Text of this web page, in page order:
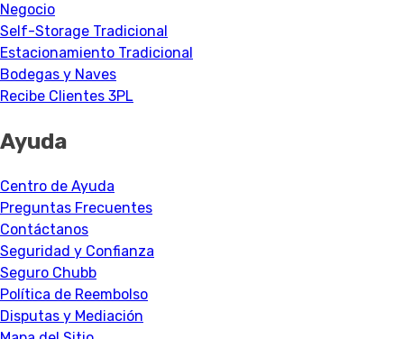
Negocio
Self-Storage Tradicional
Estacionamiento Tradicional
Bodegas y Naves
Recibe Clientes 3PL
Ayuda
Centro de Ayuda
Preguntas Frecuentes
Contáctanos
Seguridad y Confianza
Seguro Chubb
Política de Reembolso
Disputas y Mediación